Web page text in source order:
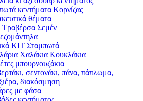
κεντήματα Κορνίζας
θέματα
Τραβέρσα Σεμέν
KIT Σταμπωτά
Χαλάκια Κουκλάκια
μπουρνουζάκια
σεντονάκι, πάνα, πάπλωμα,
διακόσμηση
με φάσα